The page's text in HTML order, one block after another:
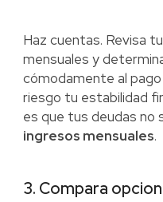
Haz cuentas. Revisa
mensuales y
cómodamente al
riesgo tu estabilidad
es que tus deudas no
ingresos mensuales.
3. Compara